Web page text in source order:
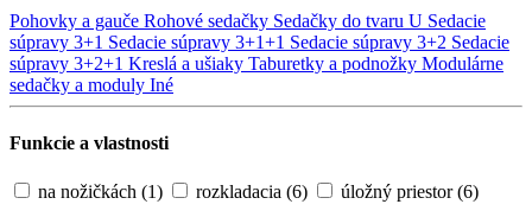
Pohovky a gauče Rohové sedačky Sedačky do tvaru U Sedacie
súpravy 3+1 Sedacie súpravy 3+1+1 Sedacie súpravy 3+2 Sedacie
súpravy 3+2+1 Kreslá a ušiaky Taburetky a podnožky Modulárne
sedačky a moduly Iné
Funkcie a vlastnosti
na nožičkách (1) rozkladacia (6) úložný priestor(6)